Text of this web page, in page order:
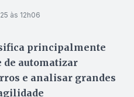
às 12h06
principalmente
de automatizar
e analisar grandes